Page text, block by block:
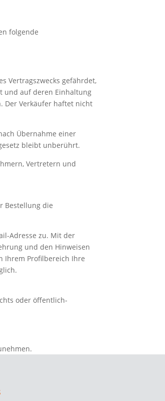
folgende
Vertragszwecks gefährdet,
und auf deren Einhaltung
Der Verkäufer haftet nicht
Übernahme einer
bleibt unberührt.
Vertretern und
Bestellung die
Adresse zu. Mit der
und den Hinweisen
Ihrem Profilbereich Ihre
oder öffentlich-